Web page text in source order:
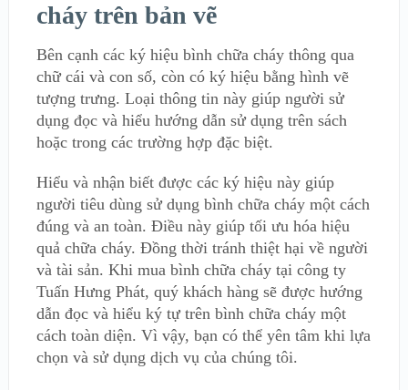
cháy trên bản vẽ
Bên cạnh các ký hiệu bình chữa cháy thông qua
chữ cái và con số, còn có ký hiệu bằng hình vẽ
tượng trưng. Loại thông tin này giúp người sử
dụng đọc và hiểu hướng dẫn sử dụng trên sách
hoặc trong các trường hợp đặc biệt.
Hiểu và nhận biết được các ký hiệu này giúp
người tiêu dùng sử dụng bình chữa cháy một cách
đúng và an toàn. Điều này giúp tối ưu hóa hiệu
quả chữa cháy. Đồng thời tránh thiệt hại về người
và tài sản. Khi mua bình chữa cháy tại công ty
Tuấn Hưng Phát, quý khách hàng sẽ được hướng
dẫn đọc và hiểu ký tự trên bình chữa cháy một
cách toàn diện. Vì vậy, bạn có thể yên tâm khi lựa
chọn và sử dụng dịch vụ của chúng tôi.